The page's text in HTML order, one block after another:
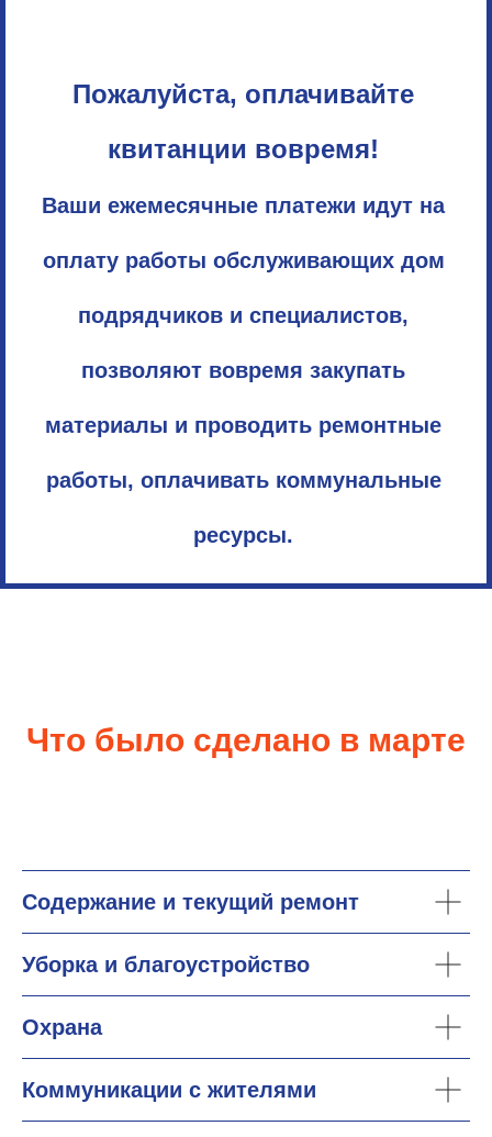
Пожалуйста, оплачивайте
квитанции вовремя!
Ваши ежемесячные платежи идут на
оплату работы обслуживающих дом
подрядчиков и специалистов,
позволяют вовремя закупать
материалы и проводить ремонтные
работы, оплачивать коммунальные
ресурсы.
Что было сделано в марте
Содержание и текущий ремонт
Уборка и благоустройство
Охрана
Коммуникации с жителями